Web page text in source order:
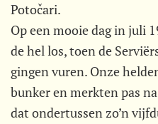
Potočari.
Op een mooie dag in juli
de hel los, toen de
gingen vuren. Onze
bunker en merkten pas
dat ondertussen zo’n